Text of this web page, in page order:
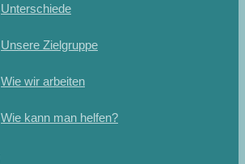
Unterschiede
Unsere Zielgruppe
Wie wir arbeiten
Wie kann man helfen?